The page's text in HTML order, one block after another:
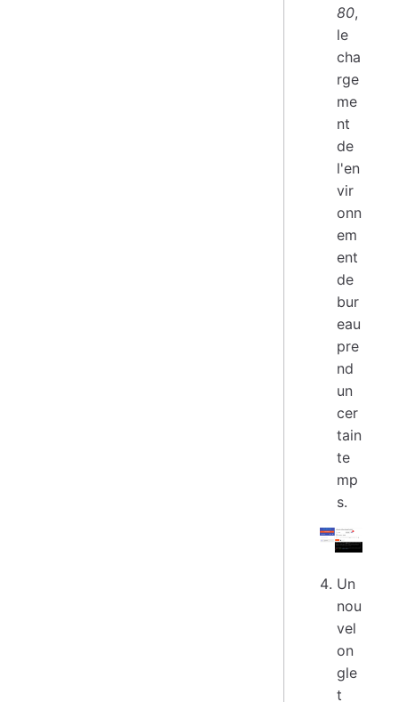
80,
le
cha
rge
me
nt
de
l'en
vir
onn
em
ent
de
bur
eau
pre
nd
un
cer
tain
te
mp
s.
Un
nou
vel
on
gle
t